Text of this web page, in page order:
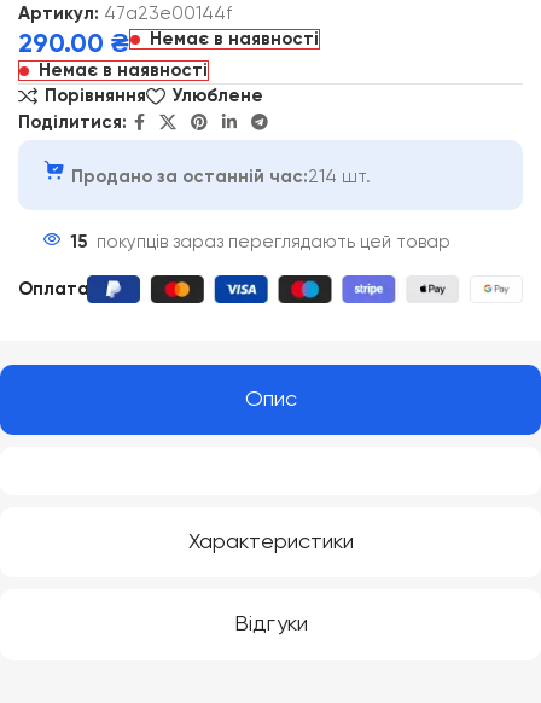
Артикул: 47a23e00144f
290.00 ₴
Немає в наявності
Немає в наявності
Порівняння
Улюблене
Поділитися:
Продано за останній час:214 шт.
15 покупців зараз переглядають цей товар
Оплата
Опис
Характеристики
Відгуки